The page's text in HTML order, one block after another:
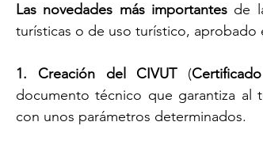
Las novedades más importantes de
turísticas o de uso turístico, aprobado
1. Creación del CIVUT (
documento técnico que garantiza al
con unos parámetros determinados.